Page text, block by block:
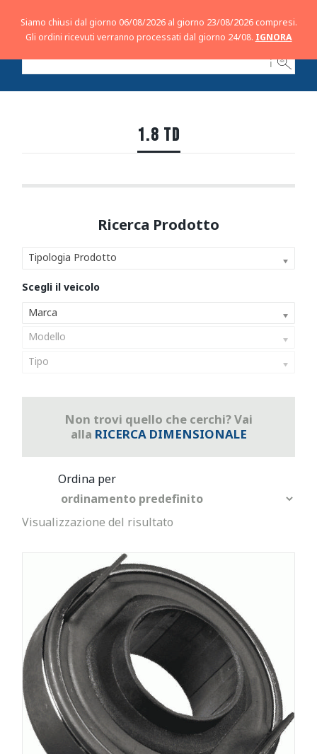
ℹ
1.8 TD
Tipologia Prodotto
Marca
Modello
Tipo
Non trovi quello che cerchi? Vai
alla RICERCA DIMENSIONALE
Visualizzazione del risultato
Siamo chiusi dal giorno 06/08/2026 al giorno 23/08/2026 compresi.
Gli ordini ricevuti verranno processati dal giorno 24/08. IGNORA